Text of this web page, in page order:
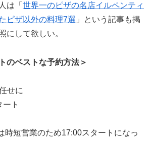
は「 世界一のピザの名店イルペンティ
ピザ以外の料理7選 」という記事も掲
にして欲しい。
のベストな予約方法＞
せに
ト
短営業のため17:00スタートになっ